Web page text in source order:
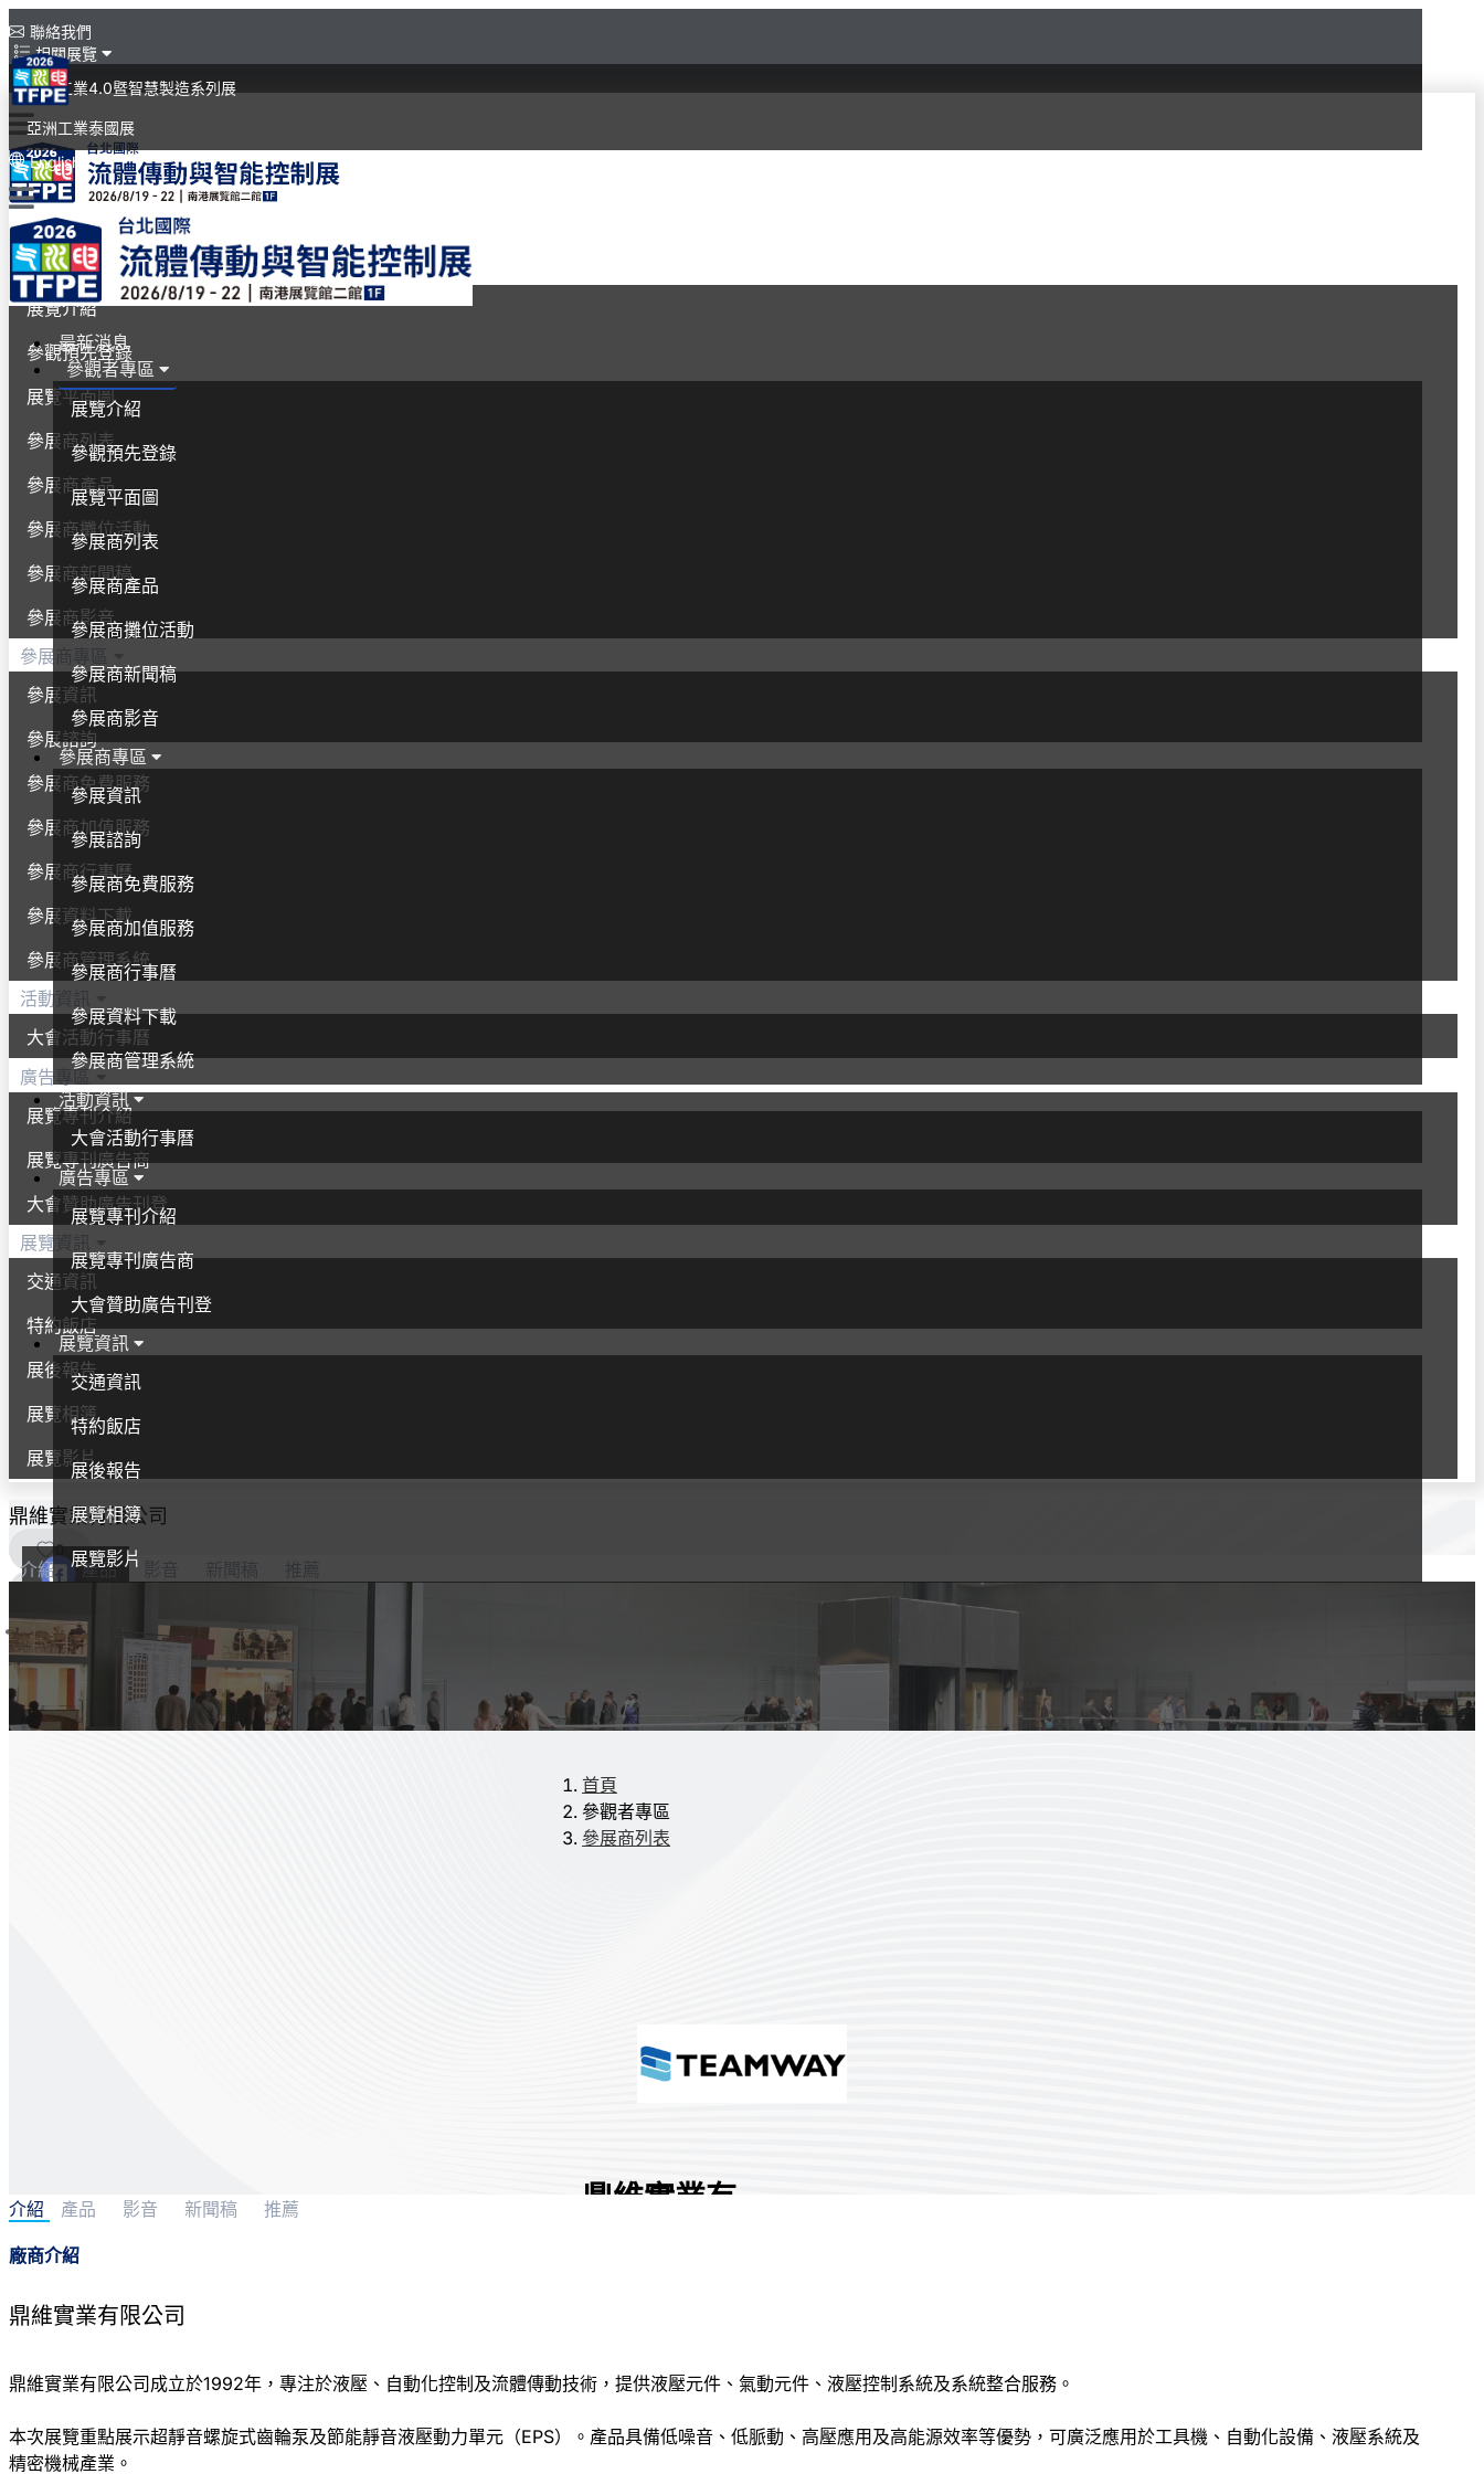
聯絡我們
相關展覽
亞洲工業4.0暨智慧製造系列展
亞洲工業泰國展
English
最新消息
參觀者專區
展覽介紹
參觀預先登錄
展覽平面圖
參展商列表
參展商產品
參展商攤位活動
參展商新聞稿
參展商影音
參展商專區
參展資訊
參展諮詢
參展商免費服務
參展商加值服務
參展商行事曆
參展資料下載
參展商管理系統
活動資訊
大會活動行事曆
廣告專區
展覽專刊介紹
展覽專刊廣告商
大會贊助廣告刊登
展覽資訊
交通資訊
特約飯店
展後報告
展覽相簿
展覽影片
最新消息
參觀者專區
展覽介紹
參觀預先登錄
展覽平面圖
參展商列表
參展商產品
參展商攤位活動
參展商新聞稿
參展商影音
參展商專區
參展資訊
參展諮詢
參展商免費服務
參展商加值服務
參展商行事曆
參展資料下載
參展商管理系統
活動資訊
大會活動行事曆
廣告專區
展覽專刊介紹
展覽專刊廣告商
大會贊助廣告刊登
展覽資訊
交通資訊
特約飯店
展後報告
展覽相簿
展覽影片
鼎維實業有限公司
0
介紹 產品
首頁
參觀者專區
參展商列表
鼎維實業有
介紹 產品 影音 新聞稿 推薦
廠商介紹
鼎維實業有限公司
鼎維實業有限公司成立於1992年，專注於液壓、自動化控制及流體傳動技術，提供液壓元件、氣動元件、液壓控制系統及系統整合服務。
本次展覽重點展示超靜音螺旋式齒輪泵及節能靜音液壓動力單元（EPS）。產品具備低噪音、低脈動、高壓應用及高能源效率等優勢，可廣泛應用於工具機、自動化設備、液壓系統及
精密機械產業。